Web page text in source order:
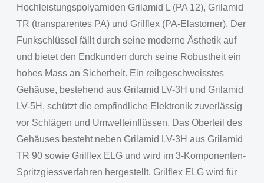
Hochleistungspolyamiden Grilamid L (PA 12), Grilamid
TR (transparentes PA) und Grilflex (PA-Elastomer). Der
Funkschlüssel fällt durch seine moderne Ästhetik auf
und bietet den Endkunden durch seine Robustheit ein
hohes Mass an Sicherheit. Ein reibgeschweisstes
Gehäuse, bestehend aus Grilamid LV-3H und Grilamid
LV-5H, schützt die empfindliche Elektronik zuverlässig
vor Schlägen und Umwelteinflüssen. Das Oberteil des
Gehäuses besteht neben Grilamid LV-3H aus Grilamid
TR 90 sowie Grilflex ELG und wird im 3-Komponenten-
Spritzgiessverfahren hergestellt. Grilflex ELG wird für